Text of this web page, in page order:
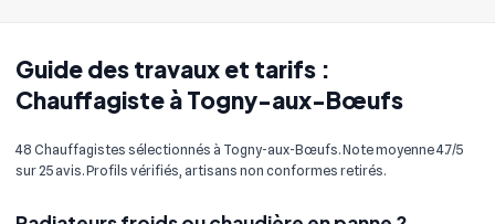
Guide des travaux et tarifs :
Chauffagiste à Togny-aux-Bœufs
48 Chauffagistes sélectionnés à Togny-aux-Bœufs. Note moyenne 4.7/5
sur 25 avis. Profils vérifiés, artisans non conformes retirés.